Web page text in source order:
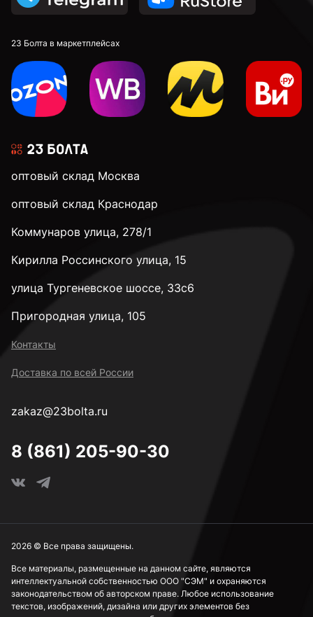
23 Болта в маркетплейсах
оптовый склад Москва
оптовый склад Краснодар
Коммунаров улица, 278/1
Кирилла Россинского улица, 15
улица Тургеневское шоссе, 33с6
Пригородная улица, 105
Контакты
Доставка по всей России
zakaz@23bolta.ru
8 (861) 205-90-30
Все материалы, размещенные на данном сайте, являются
интеллектуальной собственностью ООО "СЭМ" и охраняются
законодательством об авторском праве. Любое использование
текстов, изображений, дизайна или других элементов без
2026 © Все права защищены.